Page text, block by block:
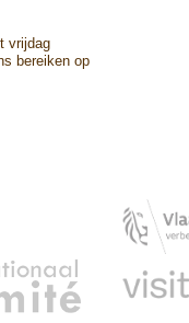
vrijdag
bereiken op